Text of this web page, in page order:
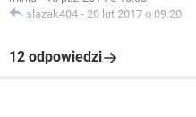
slazak404 - 20 lut 2017 o 09:20
12 odpowiedzi